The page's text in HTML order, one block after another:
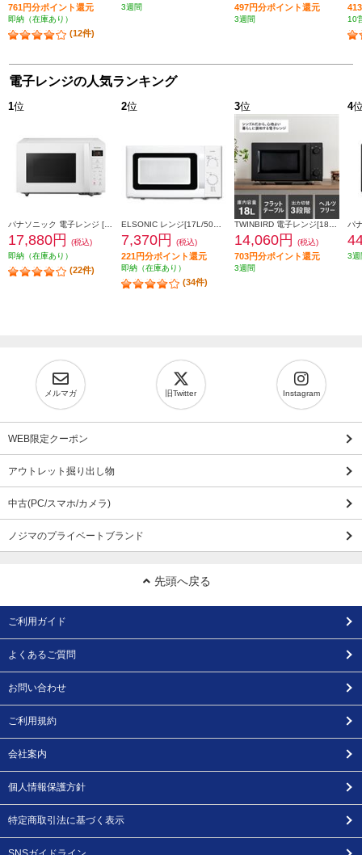
761円分ポイント還元
即納（在庫あり）
(12件)
3週間
497円分ポイント還元
3週間 10
電子レンジの人気ランキング
1位
17,880円
(税込)
即納（在庫あり）
(22件)
2位
7,370円 (税込)
221円分ポイント還元
即納（在庫あり）
(34件)
3位
14,060円 (税込)
703円分ポイント還元
3週間
4
3週
メルマガ 旧Twitter Instagram
WEB限定クーポン
アウトレット掘り出し物
中古(PC/スマホ/カメラ)
ノジマのプライベートブランド
先頭へ戻る
ご利用ガイド
よくあるご質問
お問い合わせ
ご利用規約
会社案内
個人情報保護方針
特定商取引法に基づく表示